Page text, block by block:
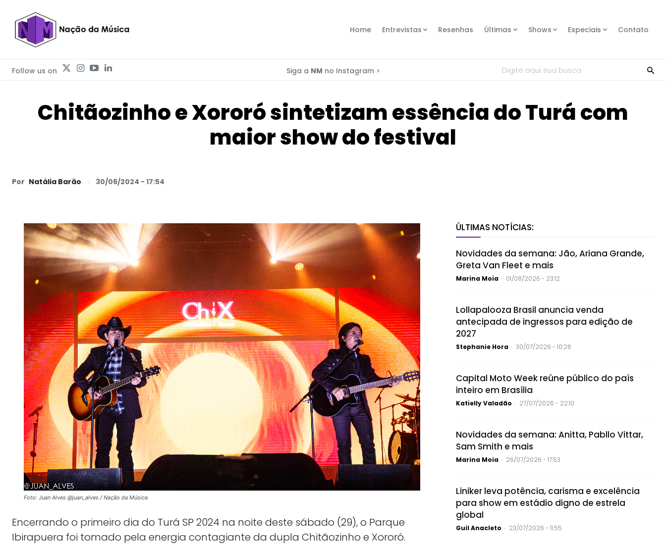
Home Entrevistas Resenhas Últimas Shows Especiais Contato
Follow us on Siga a NM no Instagram > Digite aqui sua busca
Chitãozinho e Xororó sintetizam essência do Turá com
maior show do festival
Por Natália Barão 30/06/2024 - 17:54
Foto: Juan Alves @juan_alves / Nação da Música
Encerrando o primeiro dia do Turá SP 2024 na noite deste sábado (29), o Parque
Ibirapuera foi tomado pela energia contagiante da dupla Chitãozinho e Xororó.
ÚLTIMAS NOTÍCIAS:
Novidades da semana: Jão, Ariana Grande,
Greta Van Fleet e mais
Marina Moia - 01/08/2026 - 23:12
Lollapalooza Brasil anuncia venda
antecipada de ingressos para edição de
2027
Stephanie Hora - 30/07/2026 - 10:26
Capital Moto Week reúne público do país
inteiro em Brasília
Katielly Valadão - 27/07/2026 - 22:10
Novidades da semana: Anitta, Pabllo Vittar,
Sam Smith e mais
Marina Moia - 26/07/2026 - 17:53
Liniker leva potência, carisma e excelência
para show em estádio digno de estrela
global
Guil Anacleto - 23/07/2026 - 11:55